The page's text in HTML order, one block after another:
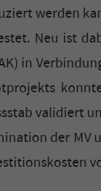
werden
Neu ist
in
validiert
der MV